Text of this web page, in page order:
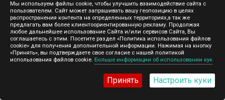
Мы используем файлы cookie, чтобы улучшить взаимодействие сайта с
пользователем. Сайт может запрашивать вашу геопозицию в целях
распространения контента на определенных территориях,а так же
предлагать вам более клиентоориентированную рекламу. Продолжая
любое дальнейшее использование Сайта и/или сервисов Сайта, Вы
соглашаетесь с этим. Посетите раздел «Политика использования файлов
cookie» для получения дополнительной информации. Нажимая на кнопку
«Принять», вы подтверждаете свое согласие с нашей политикой
использования файлов cookie. Больше информации об использовании кук
Принять Настроить куки